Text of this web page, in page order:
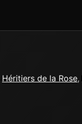
Héritiers de la Rose,